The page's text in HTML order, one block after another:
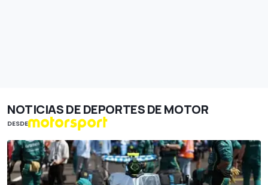
NOTICIAS DE DEPORTES DE MOTOR
DESDE